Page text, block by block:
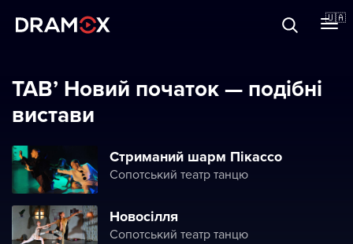
🇺🇦
Зареєструватися
ТАВ’ Новий початок — подібні
вистави
Стриманий шарм Пікассо
Сопотський театр танцю
Новосілля
Сопотський театр танцю